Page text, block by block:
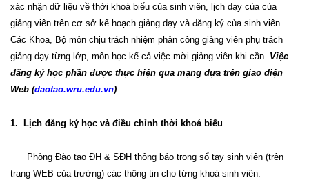
xác nhận dữ liệu về thời khoá biểu của sinh viên, lịch dạy của của
giảng viên trên cơ sở kế hoạch giảng dạy và đăng ký của sinh viên.
Các Khoa, Bộ môn chịu trách nhiệm phân công giảng viên phụ trách
giảng dạy từng lớp môn học kể cả việc mời giảng viên khi cần. Việc
đăng ký học phần được thực hiện qua mạng dựa trên giao diện
Web (daotao.wru.edu.vn)
1. Lịch đăng ký học và điều chỉnh thời khoá biểu
Phòng Đào tạo ĐH & SĐH thông báo trong sổ tay sinh viên (trên
trang WEB của trường) các thông tin cho từng khoá sinh viên: